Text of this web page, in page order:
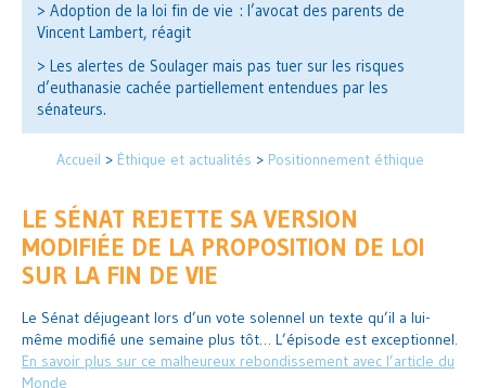
> Adoption de la loi fin de vie : l’avocat des parents de
Vincent Lambert, réagit
> Les alertes de Soulager mais pas tuer sur les risques
d’euthanasie cachée partiellement entendues par les
sénateurs.
Accueil > Éthique et actualités > Positionnement éthique
LE SÉNAT REJETTE SA VERSION
MODIFIÉE DE LA PROPOSITION DE LOI
SUR LA FIN DE VIE
Le Sénat déjugeant lors d’un vote solennel un texte qu’il a lui-
même modifié une semaine plus tôt… L’épisode est exceptionnel.
En savoir plus sur ce malheureux rebondissement avec l’article du
Monde